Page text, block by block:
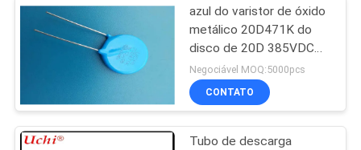
azul do varistor de óxido
metálico 20D471K do
disco de 20D 385VDC
para a fonte de Powr
Negociável MOQ:5000pcs
CONTATO
Tubo de descarga